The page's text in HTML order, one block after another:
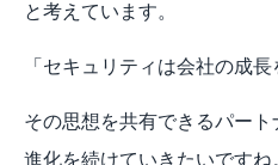
と考えています。
「セキュリティは会社の成
その思想を共有できるパー
進化を続けていきたいですね